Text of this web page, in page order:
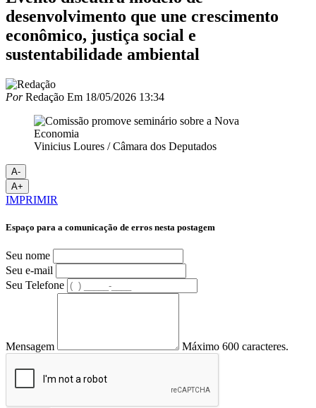
desenvolvimento que une crescimento
econômico, justiça social e
sustentabilidade ambiental
PorRedação Em 18/05/2026 13:34
Vinicius Loures / Câmara dos Deputados
A-
A+
IMPRIMIR
Espaço para a comunicação de erros nesta postagem
Seu nome
Seu e-mail
Seu Telefone
Mensagem Máximo 600 caracteres.